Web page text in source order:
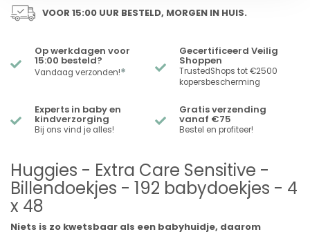
VOOR 15:00 UUR BESTELD, MORGEN IN HUIS.
Op werkdagen voor
15:00 besteld?
Vandaag verzonden!*
Gecertificeerd Veilig
Shoppen
TrustedShops tot €2500
kopersbescherming
Experts in baby en
kindverzorging
Bij ons vind je alles!
Gratis verzending
vanaf €75
Bestel en profiteer!
Huggies - Extra Care Sensitive -
Billendoekjes - 192 babydoekjes - 4
x 48
Niets is zo kwetsbaar als een babyhuidje, daarom